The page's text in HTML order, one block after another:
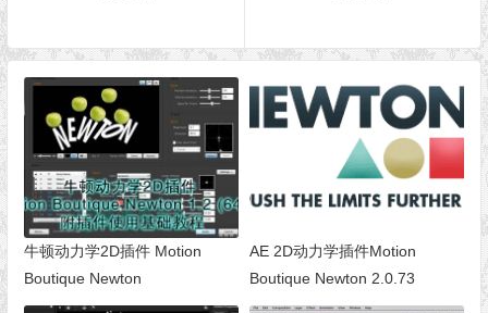
牛顿动力学2D插件 Motion
Boutique Newton
2.1.22（Win/Mac）
AE 2D动力学插件Motion
Boutique Newton 2.0.73
(Win&Mac)